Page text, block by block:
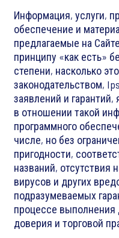
Информация, услуги,
обеспечение и
предлагаемые на
принципу «как есть»
степени, насколько
законодательством,
заявлений и
в отношении такой
программного
числе, но без
пригодности,
названий,
вирусов и других
подразумеваемых
процессе выполнения
доверия и торговой